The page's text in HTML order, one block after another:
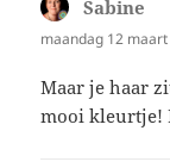
Sabine
maandag 12
Maar je haar
mooi kleurtje!